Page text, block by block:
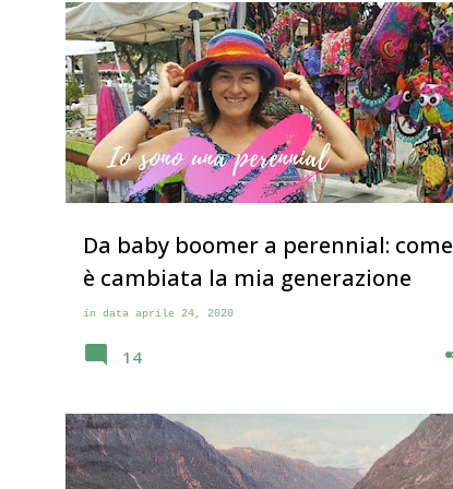
Da baby boomer a perennial: come
è cambiata la mia generazione
in data aprile 24, 2020
ME RIFLESSIONI STORIE DI VITA
14
STORIE DI VITA